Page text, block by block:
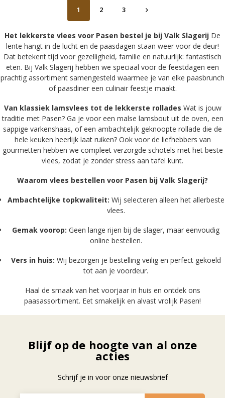
1 2 3
Het lekkerste vlees voor Pasen bestel je bij Valk Slagerij De
lente hangt in de lucht en de paasdagen staan weer voor de deur!
Dat betekent tijd voor gezelligheid, familie en natuurlijk: fantastisch
eten. Bij Valk Slagerij hebben we speciaal voor de feestdagen een
prachtig assortiment samengesteld waarmee je van elke paasbrunch
of paasdiner een culinair feestje maakt.
Van klassiek lamsvlees tot de lekkerste rollades Wat is jouw
traditie met Pasen? Ga je voor een malse lamsbout uit de oven, een
sappige varkenshaas, of een ambachtelijk geknoopte rollade die de
hele keuken heerlijk laat ruiken? Ook voor de liefhebbers van
gourmetten hebben we compleet verzorgde schotels met het beste
vlees, zodat je zonder stress aan tafel kunt.
Waarom vlees bestellen voor Pasen bij Valk Slagerij?
Ambachtelijke topkwaliteit: Wij selecteren alleen het allerbeste
vlees.
Gemak voorop: Geen lange rijen bij de slager, maar eenvoudig
online bestellen.
Vers in huis: Wij bezorgen je bestelling veilig en perfect gekoeld
tot aan je voordeur.
Haal de smaak van het voorjaar in huis en ontdek ons
paasassortiment. Eet smakelijk en alvast vrolijk Pasen!
Blijf op de hoogte van al onze
acties
Schrijf je in voor onze nieuwsbrief